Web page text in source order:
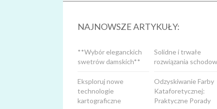
NAJNOWSZE ARTYKUŁY:
Solidne i trwałe
rozwiązania
**Wybór eleganckich
swetrów damskich**
Odzyskiwanie Farby
Kataforetycznej:
Praktyczne Porady
Eksploruj nowe
technologie
kartograficzne